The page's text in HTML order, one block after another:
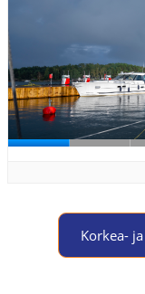
Jump to activity
Korkea-